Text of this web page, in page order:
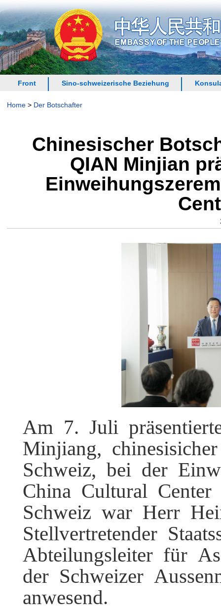
Front Sino-schweizerische Beziehung
Home > Der Botschafter
Chinesischer
QIAN Minjian
Am 7. Juli
Minjiang,
Schweiz, bei der
China Cultural
Schweiz war Herr
Stellvertretender
Abteilungsleiter für
der Schweizer
anwesend.